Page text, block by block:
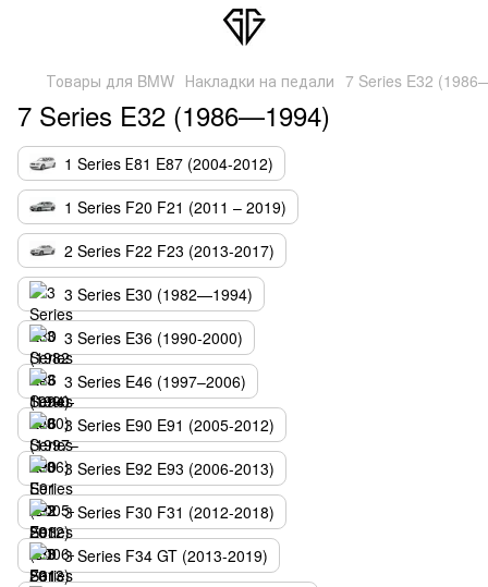
Товары для BMW Накладки на педали 7 Series E32
7 Series E32 (1986—1994)
1 Series Е81 E87 (2004-2012)
1 Series F20 F21 (2011 – 2019)
2 Series F22 F23 (2013-2017)
3 Series E30 (1982—1994)
3 Series E36 (1990-2000)
3 Series E46 (1997–2006)
3 Series E90 E91 (2005-2012)
3 Series E92 E93 (2006-2013)
3 Series F30 F31 (2012-2018)
3 Series F34 GT (2013-2019)